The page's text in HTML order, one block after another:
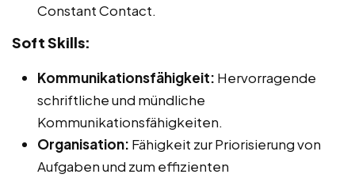
Constant Contact.
Soft Skills:
Kommunikationsfähigkeit: Hervorragende
schriftliche und mündliche
Kommunikationsfähigkeiten.
Organisation: Fähigkeit zur Priorisierung von
Aufgaben und zum effizienten